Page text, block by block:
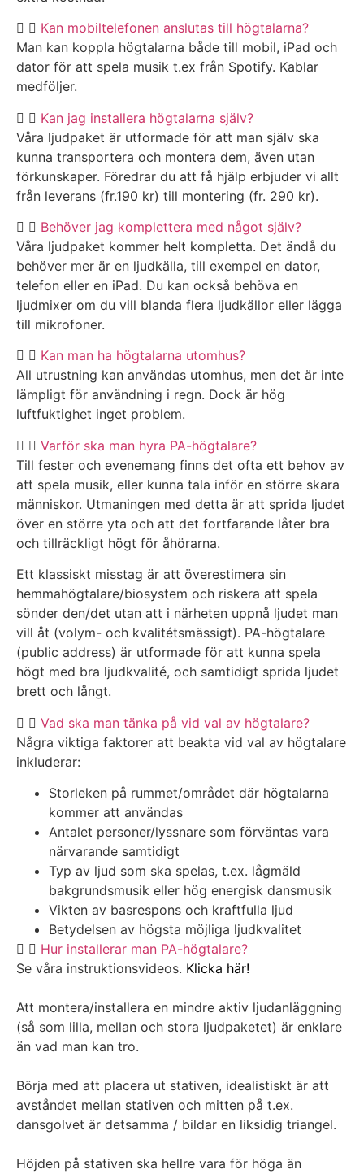
Kan mobiltelefonen anslutas till högtalarna?
Man kan koppla högtalarna både till mobil, iPad och
dator för att spela musik t.ex från Spotify. Kablar
medföljer.
Kan jag installera högtalarna själv?
Våra ljudpaket är utformade för att man själv ska
kunna transportera och montera dem, även utan
förkunskaper. Föredrar du att få hjälp erbjuder vi allt
från leverans (fr.190 kr) till montering (fr. 290 kr).
Behöver jag komplettera med något själv?
Våra ljudpaket kommer helt kompletta. Det ändå du
behöver mer är en ljudkälla, till exempel en dator,
telefon eller en iPad. Du kan också behöva en
ljudmixer om du vill blanda flera ljudkällor eller lägga
till mikrofoner.
Kan man ha högtalarna utomhus?
All utrustning kan användas utomhus, men det är inte
lämpligt för användning i regn. Dock är hög
luftfuktighet inget problem.
Varför ska man hyra PA-högtalare?
Till fester och evenemang finns det ofta ett behov av
att spela musik, eller kunna tala inför en större skara
människor. Utmaningen med detta är att sprida ljudet
över en större yta och att det fortfarande låter bra
och tillräckligt högt för åhörarna.
Ett klassiskt misstag är att överestimera sin
hemmahögtalare/biosystem och riskera att spela
sönder den/det utan att i närheten uppnå ljudet man
vill åt (volym- och kvalitétsmässigt). PA-högtalare
(public address) är utformade för att kunna spela
högt med bra ljudkvalité, och samtidigt sprida ljudet
brett och långt.
Vad ska man tänka på vid val av högtalare?
Några viktiga faktorer att beakta vid val av högtalare
inkluderar:
Storleken på rummet/området där högtalarna
kommer att användas
Antalet personer/lyssnare som förväntas vara
närvarande samtidigt
Typ av ljud som ska spelas, t.ex. lågmäld
bakgrundsmusik eller hög energisk dansmusik
Vikten av basrespons och kraftfulla ljud
Betydelsen av högsta möjliga ljudkvalitet
Hur installerar man PA-högtalare?
Se våra instruktionsvideos. Klicka här!
Att montera/installera en mindre aktiv ljudanläggning
(så som lilla, mellan och stora ljudpaketet) är enklare
än vad man kan tro.
Börja med att placera ut stativen, idealistiskt är att
avståndet mellan stativen och mitten på t.ex.
dansgolvet är detsamma / bildar en liksidig triangel.
Höjden på stativen ska hellre vara för höga än